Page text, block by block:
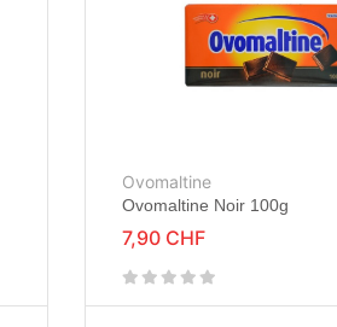
Ovomaltine
Ovomaltine Noir 100g
7,90 CHF